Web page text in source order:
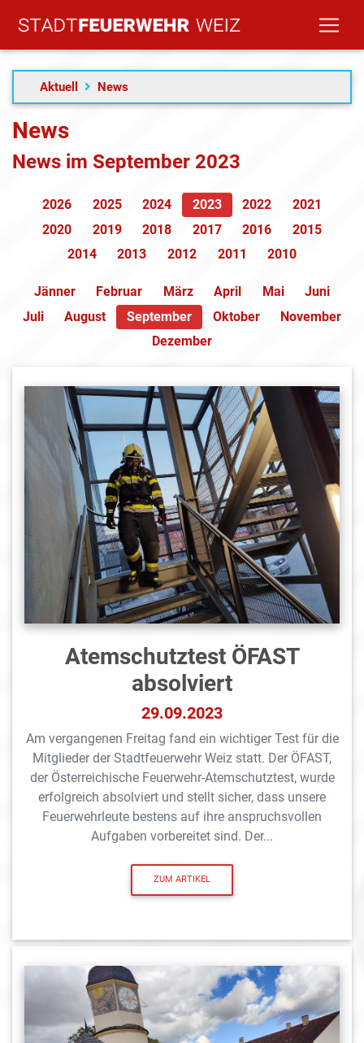
Aktuell News
News
News im September 2023
2026 2025 2024 2023 2022
2021
2020
2019 2018 2017 2016
2015
2014
2013 2012 2011 2010
Jänner Februar März April Mai
Juni
Juli
August September Oktober
November
Dezember
Atemschutztest ÖFAST
absolviert
29.09.2023
Am vergangenen Freitag fand ein wichtiger Test für die
Mitglieder der Stadtfeuerwehr Weiz statt. Der ÖFAST,
der Österreichische Feuerwehr-Atemschutztest, wurde
erfolgreich absolviert und stellt sicher, dass unsere
Feuerwehrleute bestens auf ihre anspruchsvollen
Aufgaben vorbereitet sind. Der...
ZUM ARTIKEL